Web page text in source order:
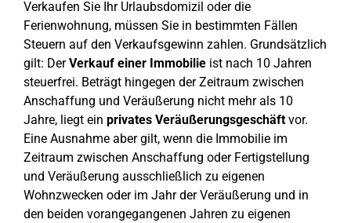
Verkaufen Sie Ihr Urlaubsdomizil oder die
Ferienwohnung, müssen Sie in bestimmten Fällen
Steuern auf den Verkaufsgewinn zahlen. Grundsätzlich
gilt: DerVerkauf einer Immobilie ist nach 10 Jahren
steuerfrei. Beträgt hingegen der Zeitraum zwischen
Anschaffung und Veräußerung nicht mehr als 10
Jahre, liegt ein privates Veräußerungsgeschäftvor.
Eine Ausnahme aber gilt, wenn die Immobilie im
Zeitraum zwischen Anschaffung oder Fertigstellung
und Veräußerung ausschließlich zu eigenen
Wohnzwecken oder im Jahr der Veräußerung und in
den beiden vorangegangenen Jahren zu eigenen